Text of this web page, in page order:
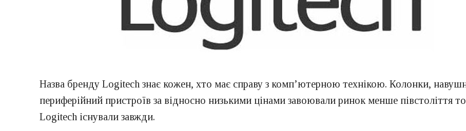
Назва бренду Logitech знає кожен, хто має справу з комп’ютерною технікою. Колонки,
периферійний пристроїв за відносно низькими цінами завоювали ринок менше півстоліття
Logitech існували завжди.